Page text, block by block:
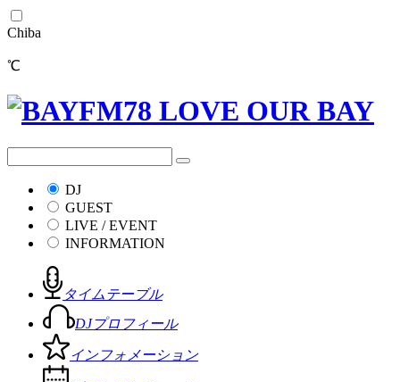
Chiba
℃
DJ
GUEST
LIVE / EVENT
INFORMATION
タイムテーブル
DJプロフィール
インフォメーション